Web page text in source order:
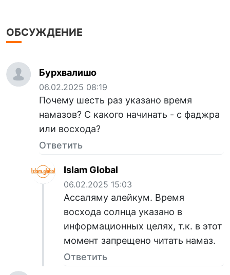
ОБСУЖДЕНИЕ
Бурхвалишо
06.02.2025 08:19
Почему шесть раз указано время
намазов? С какого начинать - с фаджра
или восхода?
Ответить
Islam Global
06.02.2025 15:03
Ассаляму алейкум. Время
восхода солнца указано в
информационных целях, т.к. в этот
момент запрещено читать намаз.
Ответить